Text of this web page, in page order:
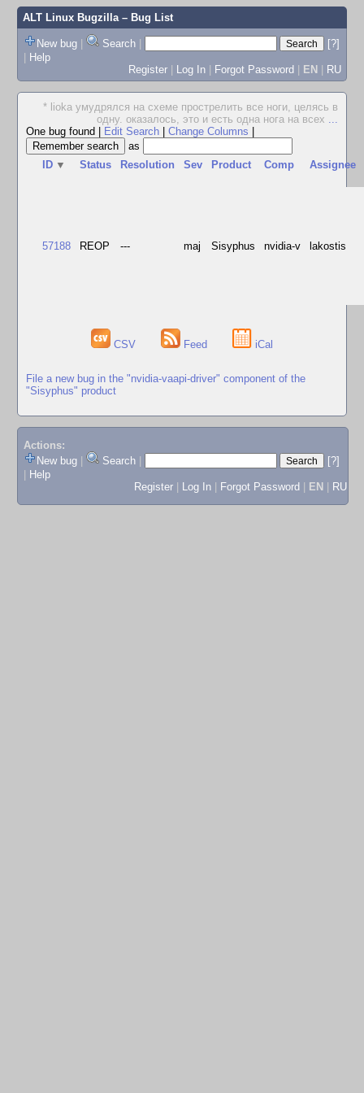
ALT Linux Bugzilla– Bug List
New bug | Search |
[?]
| Help
Register | Log In | Forgot Password | EN | RU
* lioka умудрялся на схеме прострелить все ноги, целясь в
одну. оказалось, это и есть одна нога на всех ...
One bug found
Edit Search Change Columns
as
ID ▼ Status Resolution Sev Product Comp Assignee
57188 REOP --- maj Sisyphus nvidia-v lakostis
CSV Feed iCal
File a new bug in the "nvidia-vaapi-driver" component of the
"Sisyphus" product
Actions:
New bug
Search
[?]
Help
Register
Log In Forgot Password EN RU